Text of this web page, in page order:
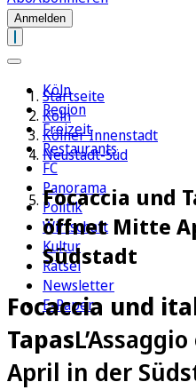
Anmelden
Köln
Region
Freizeit
Restaurants
FC
Panorama
Politik
Wirtschaft
Kultur
Rätsel
Newsletter
E-Paper
Startseite
Köln
Kölner Innenstadt
Neustadt-Süd
Focaccia und
öffnet Mitte
Südstadt
Focaccia und
Tapas
April in der